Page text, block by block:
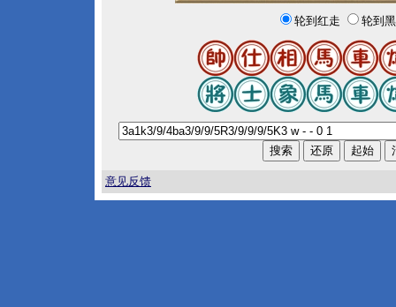
轮到红走 轮到
意见反馈